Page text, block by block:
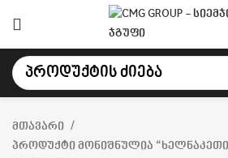
მთავარი
პროდუქტი მონიშნულია